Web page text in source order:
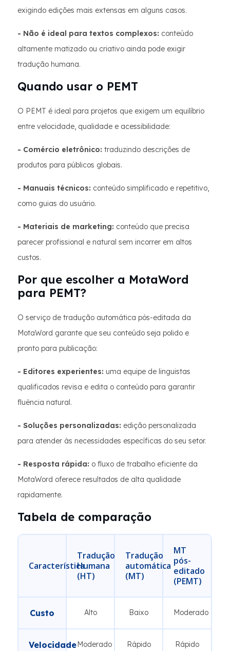
exigindo edições mais extensas em alguns casos.
- Não é ideal para textos complexos: conteúdo
altamente matizado ou criativo ainda pode exigir
tradução humana.
Quando usar o PEMT
O PEMT é ideal para projetos que exigem um equilíbrio
entre velocidade, qualidade e acessibilidade:
- Comércio eletrônico: traduzindo descrições de
produtos para públicos globais.
- Manuais técnicos: conteúdo simplificado e repetitivo,
como guias do usuário.
- Materiais de marketing: conteúdo que precisa
parecer profissional e natural sem incorrer em altos
custos.
Por que escolher a MotaWord
para PEMT?
O serviço de tradução automática pós-editada da
MotaWord garante que seu conteúdo seja polido e
pronto para publicação:
- Editores experientes: uma equipe de linguistas
qualificados revisa e edita o conteúdo para garantir
fluência natural.
- Soluções personalizadas: edição personalizada
para atender às necessidades específicas do seu setor.
- Resposta rápida: o fluxo de trabalho eficiente da
MotaWord oferece resultados de alta qualidade
rapidamente.
Tabela de comparação
Característica
Tradução
Humana
(HT)
Tradução
automática
(MT)
MT
pós-
editado
(PEMT)
Custo Alto Baixo Moderado
VelocidadeModerado Rápido Rápido